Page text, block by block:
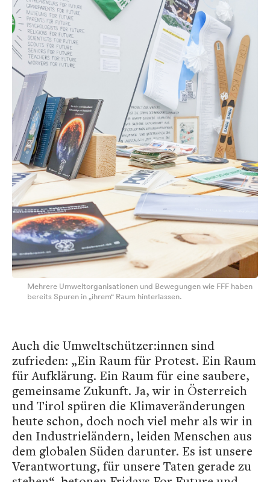
Mehrere Umweltorganisationen und Bewegungen wie FFF haben
bereits Spuren in „ihrem“ Raum hinterlassen.
Auch die Umweltschützer:innen sind
zufrieden: „Ein Raum für Protest. Ein Raum
für Aufklärung. Ein Raum für eine saubere,
gemeinsame Zukunft. Ja, wir in Österreich
und Tirol spüren die Klimaveränderungen
heute schon, doch noch viel mehr als wir in
den Industrieländern, leiden Menschen aus
dem globalen Süden darunter. Es ist unsere
Verantwortung, für unsere Taten gerade zu